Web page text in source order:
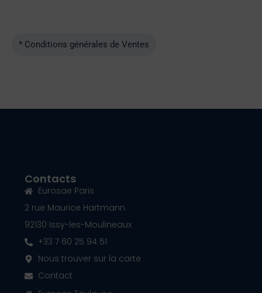
* Conditions générales de Ventes
Contacts
Eurosae Paris
2 rue Maurice Hartmann
92130 Issy-les-Moulineaux
+33 7 60 25 94 51
Nous trouver sur la carte
Contact